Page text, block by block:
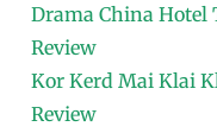
Drama China Hotel
Review
Kor Kerd Mai Klai
Review